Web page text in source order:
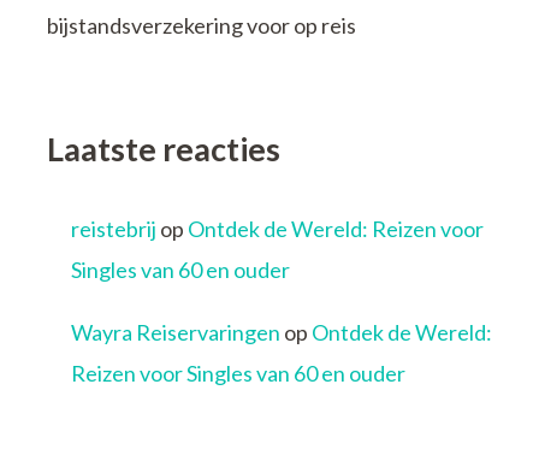
bijstandsverzekering voor op reis
Laatste reacties
reistebrij op Ontdek de Wereld: Reizen voor
Singles van 60 en ouder
Wayra Reiservaringen op Ontdek de Wereld:
Reizen voor Singles van 60 en ouder